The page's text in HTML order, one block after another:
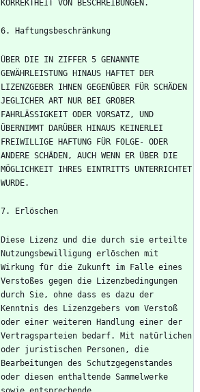
ÜBER DIE IN ZIFFER 5 GENANNTE
GEWÄHRLEISTUNG HINAUS HAFTET DER
LIZENZGEBER IHNEN GEGENÜBER FÜR SCHÄDEN
JEGLICHER ART NUR BEI GROBER
FAHRLÄSSIGKEIT ODER VORSATZ, UND
ÜBERNIMMT DARÜBER HINAUS KEINERLEI
FREIWILLIGE HAFTUNG FÜR FOLGE- ODER
ANDERE SCHÄDEN, AUCH WENN ER ÜBER DIE
MÖGLICHKEIT IHRES EINTRITTS UNTERRICHTET
Diese Lizenz und die durch sie erteilte
Nutzungsbewilligung erlöschen mit
Wirkung für die Zukunft im Falle eines
Verstoßes gegen die Lizenzbedingungen
durch Sie, ohne dass es dazu der
Kenntnis des Lizenzgebers vom Verstoß
oder einer weiteren Handlung einer der
Vertragsparteien bedarf. Mit natürlichen
oder juristischen Personen, die
Bearbeitungen des Schutzgegenstandes
oder diesen enthaltende Sammelwerke